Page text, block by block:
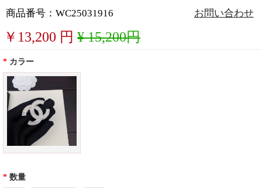
商品番号：WC25031916 お問い合わせ
￥ 13,200 円 ¥ 15,200円
* カラー
* 数量